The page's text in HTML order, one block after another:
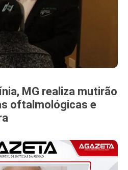
MG realiza mutirão
oftalmológicas e